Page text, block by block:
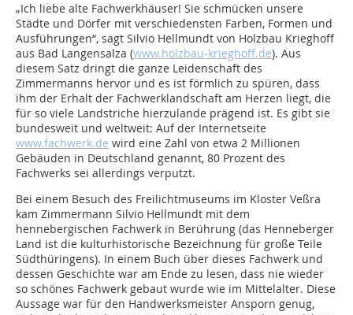
„Ich liebe alte Fachwerkhäuser! Sie schmücken unsere
Städte und Dörfer mit verschiedensten Farben, Formen und
Ausführungen“, sagt Silvio Hellmundt von Holzbau Krieghoff
aus Bad Langensalza (www.holzbau-krieghoff.de). Aus
diesem Satz dringt die ganze Leidenschaft des
Zimmermanns hervor und es ist förmlich zu spüren, dass
ihm der Erhalt der Fachwerklandschaft am Herzen liegt, die
für so viele Landstriche hierzulande prägend ist. Es gibt sie
bundesweit und weltweit: Auf der Internetseite
www.fachwerk.de wird eine Zahl von etwa 2 Millionen
Gebäuden in Deutschland genannt, 80 Prozent des
Fachwerks sei allerdings verputzt.
Bei einem Besuch des Freilichtmuseums im Kloster Veßra
kam Zimmermann Silvio Hellmundt mit dem
hennebergischen Fachwerk in Berührung (das Henneberger
Land ist die kulturhistorische Bezeichnung für große Teile
Südthüringens). In einem Buch über dieses Fachwerk und
dessen Geschichte war am Ende zu lesen, dass nie wieder
so schönes Fachwerk gebaut wurde wie im Mittelalter. Diese
Aussage war für den Handwerksmeister Ansporn genug,